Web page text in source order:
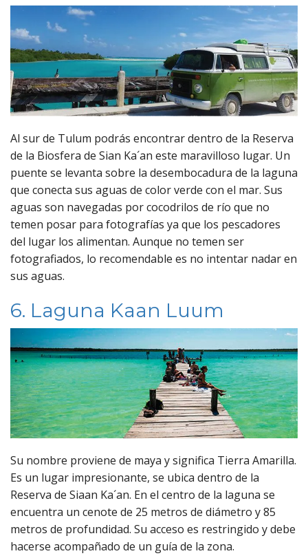
Al sur de Tulum podrás encontrar dentro de la Reserva
de la Biosfera de Sian Ka´an este maravilloso lugar. Un
puente se levanta sobre la desembocadura de la laguna
que conecta sus aguas de color verde con el mar. Sus
aguas son navegadas por cocodrilos de río que no
temen posar para fotografías ya que los pescadores
del lugar los alimentan. Aunque no temen ser
fotografiados, lo recomendable es no intentar nadar en
sus aguas.
6. Laguna Kaan Luum
Su nombre proviene de maya y significa Tierra Amarilla.
Es un lugar impresionante, se ubica dentro de la
Reserva de Siaan Ka´an. En el centro de la laguna se
encuentra un cenote de 25 metros de diámetro y 85
metros de profundidad. Su acceso es restringido y debe
hacerse acompañado de un guía de la zona.